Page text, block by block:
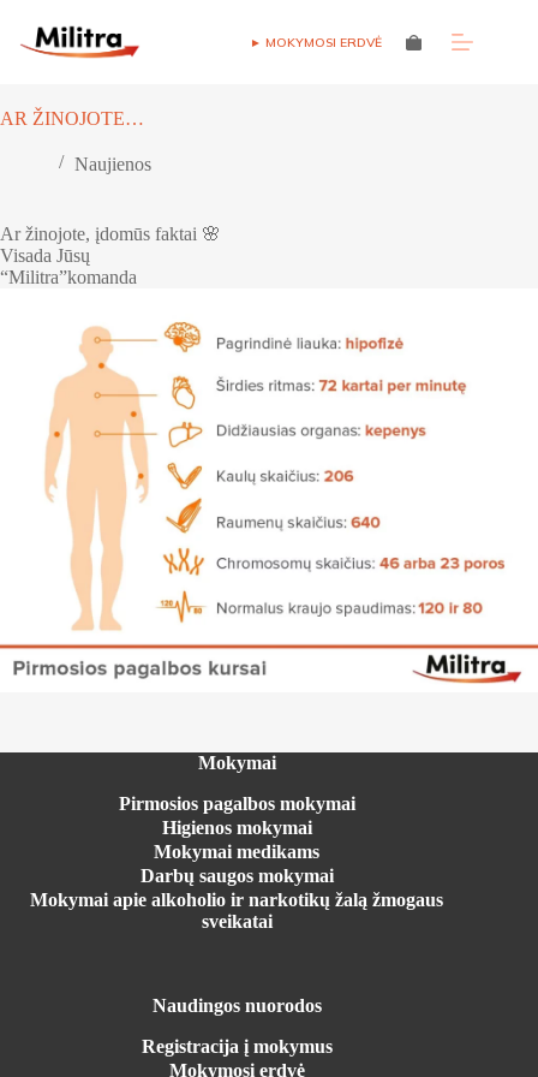
content
► MOKYMOSI ERDVĖ
Shopping
AR ŽINOJOTE…
Naujienos
Ar žinojote, įdomūs faktai 🌸
Visada Jūsų
“Militra”komanda
Mokymai
Pirmosios pagalbos mokymai
Higienos mokymai
Mokymai medikams
Darbų saugos mokymai
Mokymai apie alkoholio ir narkotikų žalą žmogaus
sveikatai
Naudingos nuorodos
Registracija į mokymus
Mokymosi erdvė